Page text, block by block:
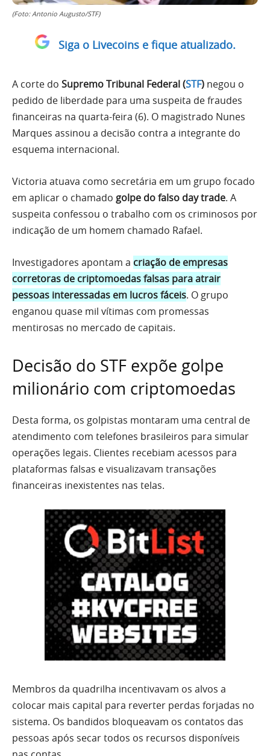
(Foto: Antonio Augusto/STF)
Siga o Livecoins e fique atualizado.
A corte do Supremo Tribunal Federal (STF) negou o
pedido de liberdade para uma suspeita de fraudes
financeiras na quarta-feira (6). O magistrado Nunes
Marques assinou a decisão contra a integrante do
esquema internacional.
Victoria atuava como secretária em um grupo focado
em aplicar o chamado golpe do falso day trade. A
suspeita confessou o trabalho com os criminosos por
indicação de um homem chamado Rafael.
Investigadores apontam a criação de empresas
corretoras de criptomoedas falsas para atrair
pessoas interessadas em lucros fáceis. O grupo
enganou quase mil vítimas com promessas
mentirosas no mercado de capitais.
Decisão do STF expõe golpe
milionário com criptomoedas
Desta forma, os golpistas montaram uma central de
atendimento com telefones brasileiros para simular
operações legais. Clientes recebiam acessos para
plataformas falsas e visualizavam transações
financeiras inexistentes nas telas.
Membros da quadrilha incentivavam os alvos a
colocar mais capital para reverter perdas forjadas no
sistema. Os bandidos bloqueavam os contatos das
pessoas após secar todos os recursos disponíveis